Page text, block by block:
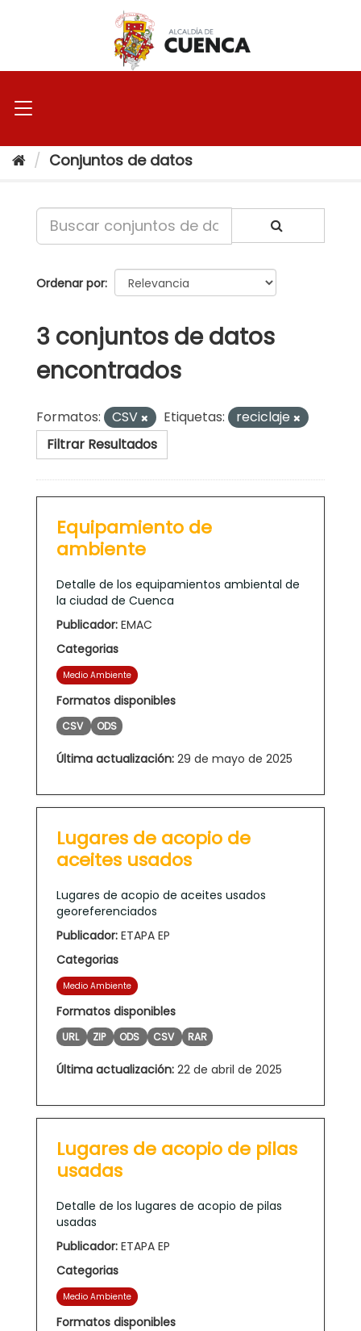
Conjuntos de datos
Ordenar por
3 conjuntos de datos
encontrados
Formatos: CSV Etiquetas:
reciclaje
Filtrar Resultados
Equipamiento de
ambiente
Detalle de los equipamientos ambiental de
la ciudad de Cuenca
Publicador: EMAC
Categorias
Medio Ambiente
Formatos disponibles
CSV ODS
Última actualización: 29 de mayo de 2025
Lugares de acopio de
aceites usados
Lugares de acopio de aceites usados
georeferenciados
Publicador: ETAPA EP
Categorias
Medio Ambiente
Formatos disponibles
URL ZIP ODS CSV RAR
Última actualización: 22 de abril de 2025
Lugares de acopio de pilas
usadas
Detalle de los lugares de acopio de pilas
usadas
Publicador: ETAPA EP
Categorias
Medio Ambiente
Formatos disponibles